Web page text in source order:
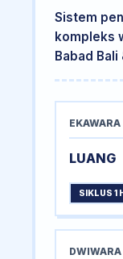
Sistem
kompleks
Babad Bali
EKAWARA
LUANG
SIKLUS 1
DWIWARA